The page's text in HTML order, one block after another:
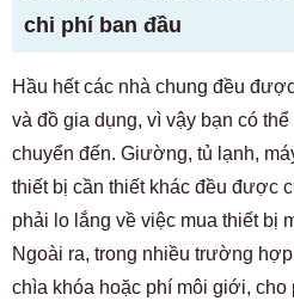
chi phí ban đầu
Hầu hết các nhà chung đều
và đồ gia dụng, vì vậy bạn có
chuyển đến. Giường, tủ lạnh,
thiết bị cần thiết khác đều được
phải lo lắng về việc mua thiết bị
Ngoài ra, trong nhiều trường
chìa khóa hoặc phí môi giới, cho